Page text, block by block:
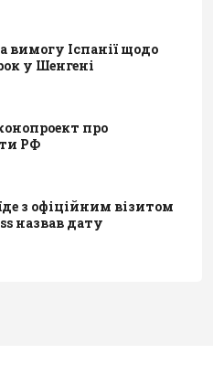
вимогу Іспанії щодо
у Шенгені
про
РФ
з офіційним візитом
назвав дату